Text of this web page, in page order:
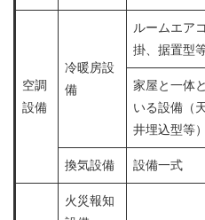
空調
設備
冷暖房設
備
ルームエア
掛、据置型等
家屋と一体
いる設備（
井埋込型等）
換気設備 設備一式
火災報知